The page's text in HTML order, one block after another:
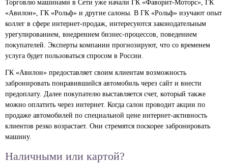
Торговлю машинами в Сети уже начали ГК «Фаворит-Моторс», ГК
«Авилон», ГК «Рольф» и другие салоны. В ГК «Рольф» изучают опыт
коллег в сфере интернет-продаж, интересуются законодательным
урегулированием, внедрением бизнес-процессов, поведением
покупателей. Эксперты компании прогнозируют, что со временем
услуга будет пользоваться спросом в России.
ГК «Авилон» предоставляет своим клиентам возможность
забронировать понравившийся автомобиль через сайт и внести
предоплату. Далее покупателю выставляется счет, который также
можно оплатить через интернет. Когда салон проводит акции по
продаже автомобилей по специальной цене интернет-активность
клиентов резко возрастает. Они стремятся поскорее забронировать
машину.
Наличными или картой?